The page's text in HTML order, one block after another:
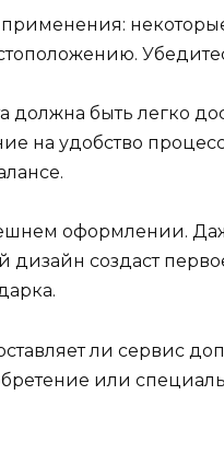
должна быть легко
на удобство
оформлении.
дизайн создаст
ли сервис
или